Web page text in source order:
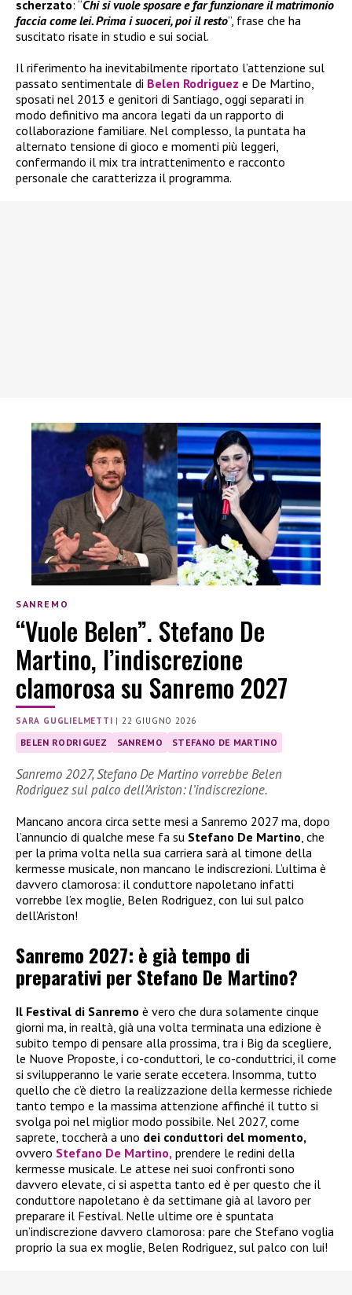
scherzato: “Chi si vuole sposare e far funzionare il matrimonio
faccia come lei. Prima i suoceri, poi il resto”, frase che ha
suscitato risate in studio e sui social.
Il riferimento ha inevitabilmente riportato l’attenzione sul
passato sentimentale di Belen Rodriguez e De Martino,
sposati nel 2013 e genitori di Santiago, oggi separati in
modo definitivo ma ancora legati da un rapporto di
collaborazione familiare. Nel complesso, la puntata ha
alternato tensione di gioco e momenti più leggeri,
confermando il mix tra intrattenimento e racconto
personale che caratterizza il programma.
SANREMO
“Vuole Belen”. Stefano De
Martino, l’indiscrezione
clamorosa su Sanremo 2027
SARA GUGLIELMETTI |22 GIUGNO 2026
BELEN RODRIGUEZ SANREMO STEFANO DE MARTINO
Sanremo 2027, Stefano De Martino vorrebbe Belen
Rodriguez sul palco dell’Ariston: l’indiscrezione.
Mancano ancora circa sette mesi a Sanremo 2027 ma, dopo
l’annuncio di qualche mese fa su Stefano De Martino, che
per la prima volta nella sua carriera sarà al timone della
kermesse musicale, non mancano le indiscrezioni. L’ultima è
davvero clamorosa: il conduttore napoletano infatti
vorrebbe l’ex moglie, Belen Rodriguez, con lui sul palco
dell’Ariston!
Sanremo 2027: è già tempo di
preparativi per Stefano De Martino?
Il Festival di Sanremo è vero che dura solamente cinque
giorni ma, in realtà, già una volta terminata una edizione è
subito tempo di pensare alla prossima, tra i Big da scegliere,
le Nuove Proposte, i co-conduttori, le co-conduttrici, il come
si svilupperanno le varie serate eccetera. Insomma, tutto
quello che c’è dietro la realizzazione della kermesse richiede
tanto tempo e la massima attenzione affinché il tutto si
svolga poi nel miglior modo possibile. Nel 2027, come
saprete, toccherà a uno dei conduttori del momento,
ovvero Stefano De Martino, prendere le redini della
kermesse musicale. Le attese nei suoi confronti sono
davvero elevate, ci si aspetta tanto ed è per questo che il
conduttore napoletano è da settimane già al lavoro per
preparare il Festival. Nelle ultime ore è spuntata
un’indiscrezione davvero clamorosa: pare che Stefano voglia
proprio la sua ex moglie, Belen Rodriguez, sul palco con lui!